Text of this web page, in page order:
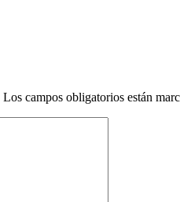
Los campos obligatorios están